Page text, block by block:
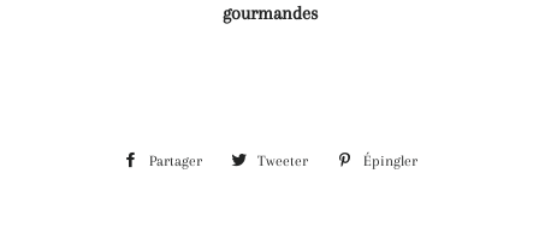
gourmandes
Partager PartagerTweeter TweeterÉpingler